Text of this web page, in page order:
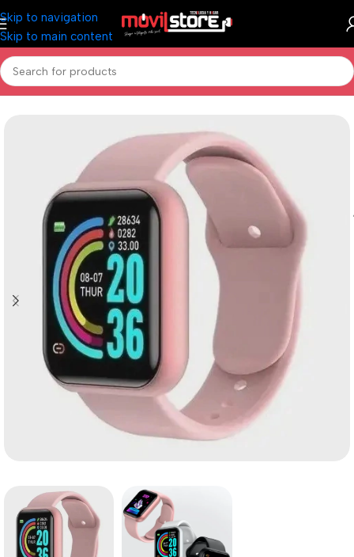
Skip to navigation
Skip to main content
Inicio/Accesorios Celulares/Reloj Smartwatch